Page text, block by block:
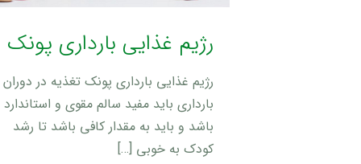
رژیم غذایی بارداری پونک
رژیم غذایی بارداری پونک تغذیه در دوران
بارداری باید مفید سالم مقوی و استاندارد
باشد و باید به مقدار کافی باشد تا رشد
کودک به خوبی […]